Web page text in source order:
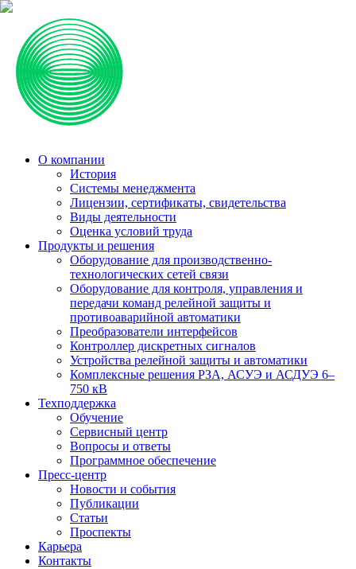
О компании
История
Системы менеджмента
Лицензии, сертификаты, свидетельства
Виды деятельности
Оценка условий труда
Продукты и решения
Оборудование для производственно-
технологических сетей связи
Оборудование для контроля, управления и
передачи команд релейной защиты и
противоаварийной автоматики
Преобразователи интерфейсов
Контроллер дискретных сигналов
Устройства релейной защиты и автоматики
Комплексные решения РЗА, АСУЭ и АСДУЭ 6–
750 кВ
Техподдержка
Обучение
Сервисный центр
Вопросы и ответы
Программное обеспечение
Пресс-центр
Новости и события
Публикации
Статьи
Проспекты
Карьера
Контакты